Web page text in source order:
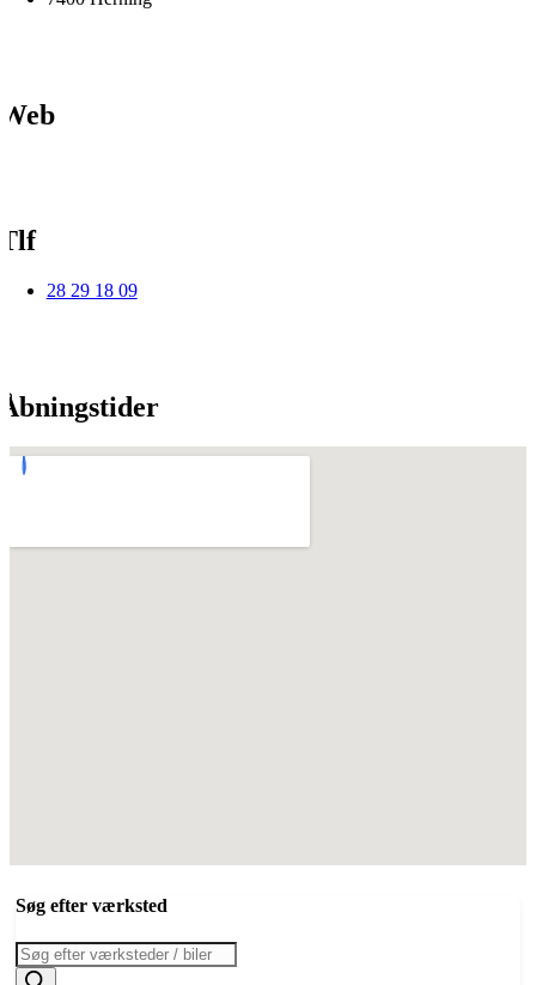
28 29 18 09
Søg efter værksted
Products
search